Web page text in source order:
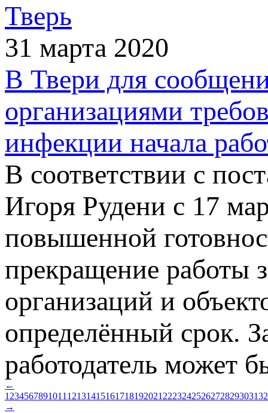
Тверь
31 марта 2020
В Твери для
организациями
инфекции начала
В соответствии с
Игоря Рудени с 17
повышенной
прекращение работы
организаций и
определённый срок.
работодатель может
←
1 234567891011 12131415161718192021 2223242526272829303132
→